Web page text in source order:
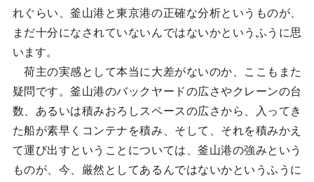
れぐらい、釜山港と東京港の正確な分析というものが、
まだ十分になされていないんではないかというふうに思
います。
荷主の実感として本当に大差がないのか、ここもまた
疑問です。釜山港のバックヤードの広さやクレーンの台
数、あるいは積みおろしスペースの広さから、入ってき
た船が素早くコンテナを積み、そして、それを積みかえ
て運び出すということについては、釜山港の強みという
ものが、今、厳然としてあるんではないかというふうに